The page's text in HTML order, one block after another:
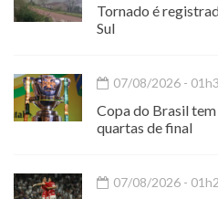
Tornado é
Sul
07/08/2026 -
Copa do Brasil
quartas de final
07/08/2026 -